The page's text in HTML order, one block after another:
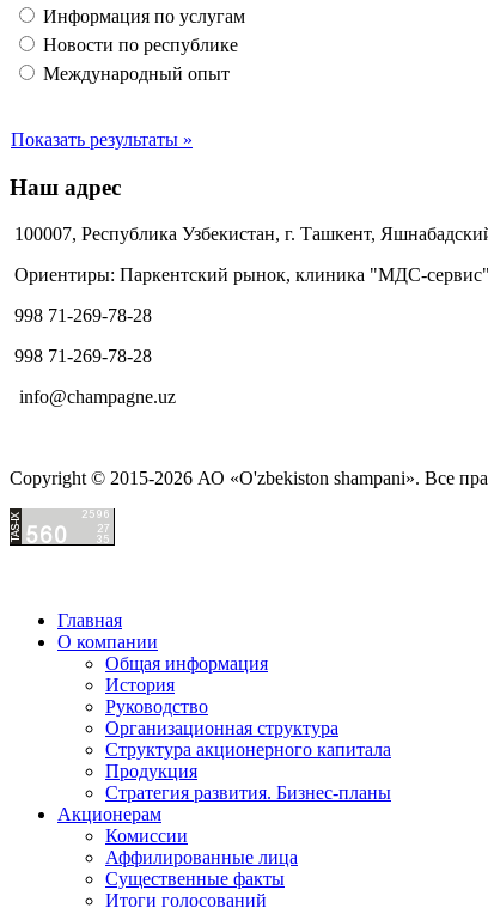
Информация по услугам
Новости по республике
Международный опыт
Показать результаты »
Наш адрес
100007, Республика Узбекистан, г. Ташкент,
Ориентиры: Паркентский рынок, клиника "МДС-сервис"
998 71-269-78-28
998 71-269-78-28
info@champagne.uz
Copyright © 2015-2026 АО «O'zbekiston shampani». Все
Главная
О компании
Общая информация
История
Руководство
Организационная структура
Структура акционерного капитала
Продукция
Стратегия развития. Бизнес-планы
Акционерам
Комиссии
Аффилированные лица
Существенные факты
Итоги голосований